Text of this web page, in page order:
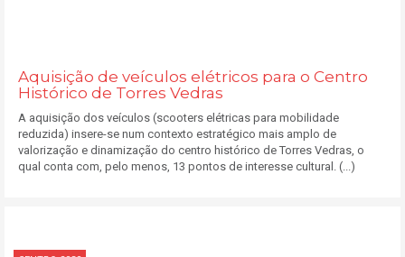
Aquisição de veículos elétricos para o Centro
Histórico de Torres Vedras
A aquisição dos veículos (scooters elétricas para mobilidade
reduzida) insere-se num contexto estratégico mais amplo de
valorização e dinamização do centro histórico de Torres Vedras, o
qual conta com, pelo menos, 13 pontos de interesse cultural. (...)